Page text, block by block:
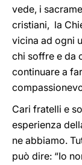
vede, i
cristiani, la
vicina ad ogni
chi soffre e da
continuare a
Cari fratelli e
esperienza
ne abbiamo.
può dire: “Io